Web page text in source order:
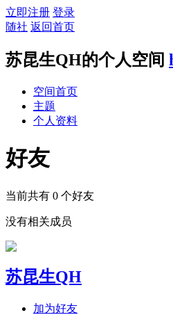
立即注册 登录
随社 返回首页
苏昆生QH的个人空间
空间首页
主题
个人资料
好友
当前共有 0 个好友
没有相关成员
苏昆生QH
加为好友